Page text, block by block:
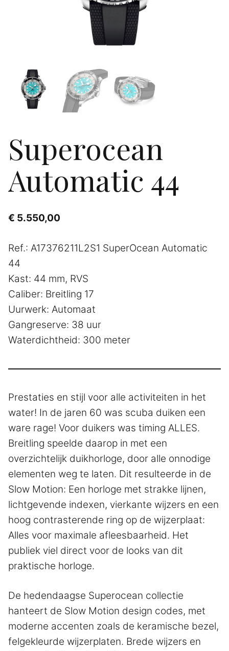
Superocean
Automatic 44
€ 5.550,00
Ref.: A17376211L2S1 SuperOcean Automatic
44
Kast: 44 mm, RVS
Caliber: Breitling 17
Uurwerk: Automaat
Gangreserve: 38 uur
Waterdichtheid: 300 meter
Prestaties en stijl voor alle activiteiten in het
water! In de jaren 60 was scuba duiken een
ware rage! Voor duikers was timing ALLES.
Breitling speelde daarop in met een
overzichtelijk duikhorloge, door alle onnodige
elementen weg te laten. Dit resulteerde in de
Slow Motion: Een horloge met strakke lijnen,
lichtgevende indexen, vierkante wijzers en een
hoog contrasterende ring op de wijzerplaat:
Alles voor maximale afleesbaarheid. Het
publiek viel direct voor de looks van dit
praktische horloge.
De hedendaagse Superocean collectie
hanteert de Slow Motion design codes, met
moderne accenten zoals de keramische bezel,
felgekleurde wijzerplaten. Brede wijzers en